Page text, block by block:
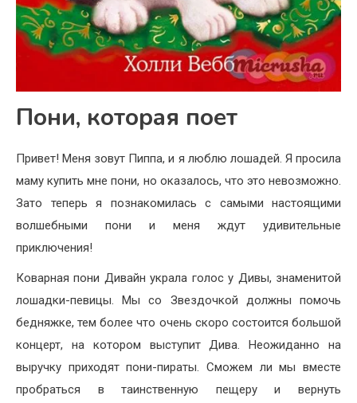
Пони, которая поет
Привет! Меня зовут Пиппа, и я люблю лошадей. Я просила
маму купить мне пони, но оказалось, что это невозможно.
Зато теперь я познакомилась с самыми настоящими
волшебными пони и меня ждут удивительные
приключения!
Коварная пони Дивайн украла голос у Дивы, знаменитой
лошадки-певицы. Мы со Звездочкой должны помочь
бедняжке, тем более что очень скоро состоится большой
концерт, на котором выступит Дива. Неожиданно на
выручку приходят пони-пираты. Сможем ли мы вместе
пробраться в таинственную пещеру и вернуть